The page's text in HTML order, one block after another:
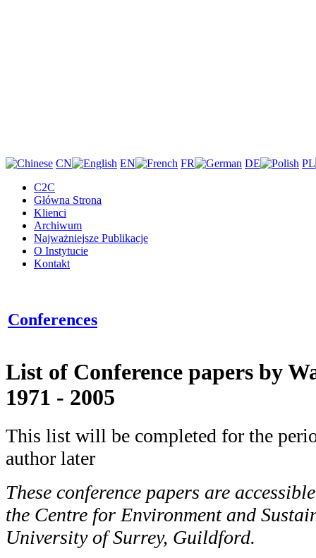
CN EN FR DE
PL
C2C
Główna Strona
Klienci
Archiwum
Najważniejsze Publikacje
O Instytucie
Kontakt
Conferences
List of Conference papers by
1971 - 2005
This list will be completed for the
author later
These conference papers are
the Centre for Environment and
University of Surrey, Guildford.